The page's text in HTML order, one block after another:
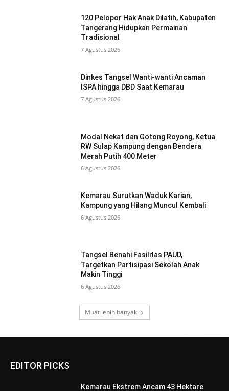
120 Pelopor Hak Anak Dilatih, Kabupaten
Tangerang Hidupkan Permainan
Tradisional
7 Agustus 2026
Dinkes Tangsel Wanti-wanti Ancaman
ISPA hingga DBD Saat Kemarau
7 Agustus 2026
Modal Nekat dan Gotong Royong, Ketua
RW Sulap Kampung dengan Bendera
Merah Putih 400 Meter
6 Agustus 2026
Kemarau Surutkan Waduk Karian,
Kampung yang Hilang Muncul Kembali
6 Agustus 2026
Tangsel Benahi Fasilitas PAUD,
Targetkan Partisipasi Sekolah Anak
Makin Tinggi
6 Agustus 2026
Muat lebih banyak
EDITOR PICKS
Kemarau Ekstrem Ancam 43 Hektare